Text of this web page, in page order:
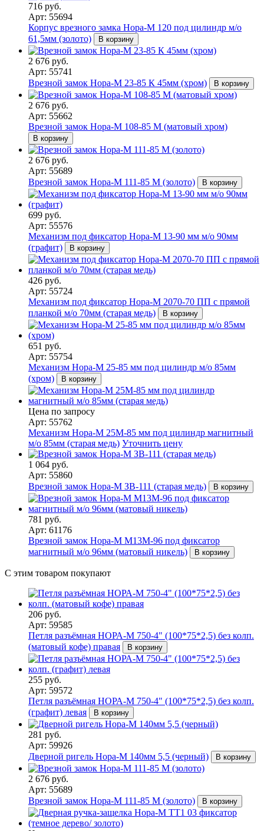
716 руб.
Арт: 55694
Корпус врезного замка Нора-М 120 под цилиндр м/о
61,5мм (золото)
В корзину
2 676 руб.
Арт: 55741
Врезной замок Нора-М 23-85 К 45мм (хром)
В корзину
2 676 руб.
Арт: 55662
Врезной замок Нора-М 108-85 М (матовый хром)
В корзину
2 676 руб.
Арт: 55689
Врезной замок Нора-М 111-85 М (золото)
В корзину
699 руб.
Арт: 55576
Механизм под фиксатор Нора-М 13-90 мм м/о 90мм
(графит)
В корзину
426 руб.
Арт: 55724
Механизм под фиксатор Нора-М 2070-70 ПП с прямой
планкой м/о 70мм (старая медь)
В корзину
651 руб.
Арт: 55754
Механизм Нора-М 25-85 мм под цилиндр м/о 85мм
(хром)
В корзину
Цена по запросу
Арт: 55762
Механизм Нора-М 25М-85 мм под цилиндр магнитный
м/о 85мм (старая медь) Уточнить цену
1 064 руб.
Арт: 55860
Врезной замок Нора-М ЗВ-111 (старая медь)
В корзину
781 руб.
Арт: 61176
Врезной замок Нора-М М13М-96 под фиксатор
магнитный м/о 96мм (матовый никель)
В корзину
С этим товаром покупают
206 руб.
Арт: 59585
Петля разъёмная НОРА-М 750-4" (100*75*2,5) без колп.
(матовый кофе) правая
В корзину
255 руб.
Арт: 59572
Петля разъёмная НОРА-М 750-4" (100*75*2,5) без колп.
(графит) левая
В корзину
281 руб.
Арт: 59926
Дверной ригель Нора-М 140мм 5,5 (черный)
В корзину
2 676 руб.
Арт: 55689
Врезной замок Нора-М 111-85 М (золото)
В корзину